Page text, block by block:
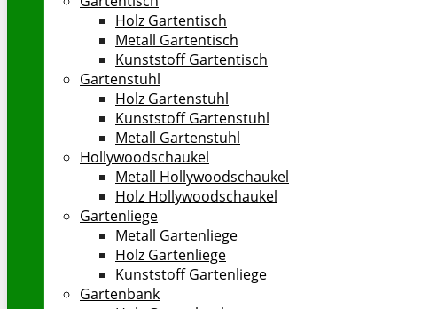
Holz Gartentisch
Metall Gartentisch
Kunststoff Gartentisch
Gartenstuhl
Holz Gartenstuhl
Kunststoff Gartenstuhl
Metall Gartenstuhl
Hollywoodschaukel
Metall Hollywoodschaukel
Holz Hollywoodschaukel
Gartenliege
Metall Gartenliege
Holz Gartenliege
Kunststoff Gartenliege
Gartenbank